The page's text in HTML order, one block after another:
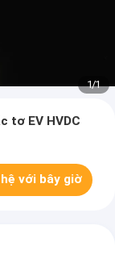
1/1
tơ EV HVDC
với bây giờ